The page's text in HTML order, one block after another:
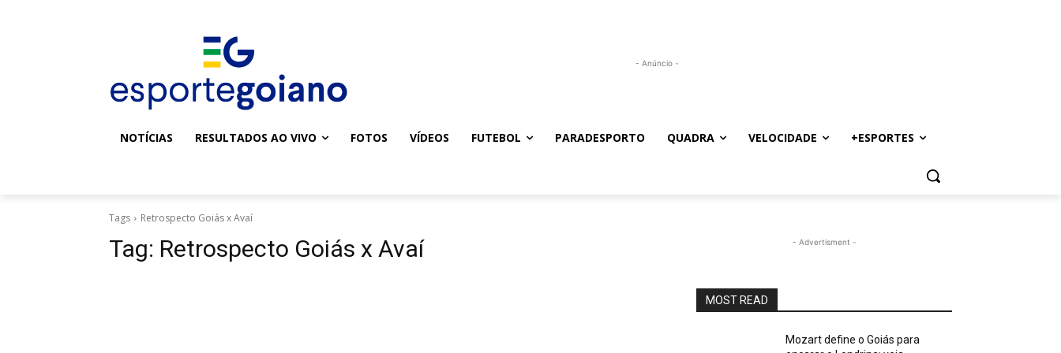
- Anúncio -
NOTÍCIAS RESULTADOS AO VIVO FOTOS VÍDEOS FUTEBOL PARADESPORTO QUADRA VELOCIDADE +ESPORTES
Tags Retrospecto Goiás x Avaí
Tag: Retrospecto Goiás x Avaí - Advertisment -
MOST READ
Mozart define o Goiás para